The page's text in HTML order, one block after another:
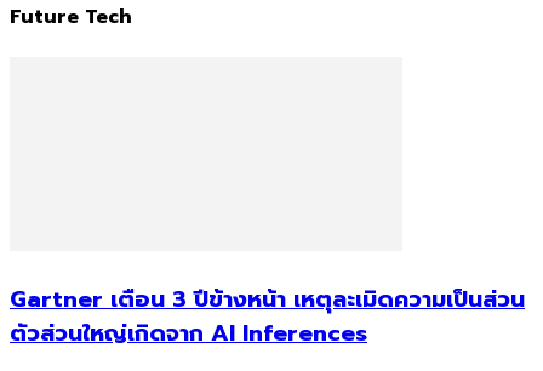
Future Tech
Gartner เตือน 3 ปีข้างหน้า เหตุละเมิดความเป็นส่วน
ตัวส่วนใหญ่เกิดจาก AI Inferences